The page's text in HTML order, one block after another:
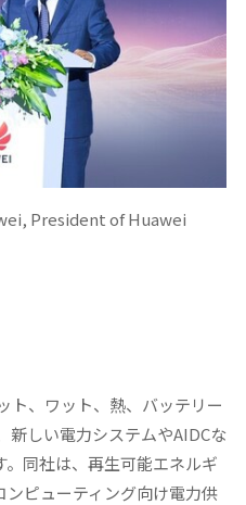
President of Huawei
、ワット、熱、バッテリー
新しい電力システムやAIDCな
同社は、再生可能エネルギ
ピューティング向け電力供